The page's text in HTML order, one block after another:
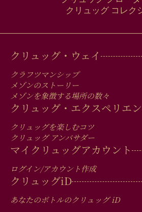
クリュッグ コレク
MAIN
MEN
IN
FOOTER
クリュッグ・ウェイ
クラフツマンシップ
メゾンのストーリー
メゾンを象徴する場所の数々
クリュッグ・エクスペリエ
クリュッグを楽しむコツ
クリュッグ アンバサダー
マイクリュッグアカウント
ログイン/アカウント作成
クリュッグiD
あなたのボトルのクリュッグiD